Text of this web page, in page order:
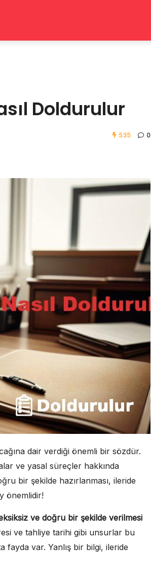
Doldurulur
535 0
dair verdiği önemli bir sözdür.
ve yasal süreçler hakkında
bir şekilde hazırlanması, ileride
önemlidir!
ve doğru bir şekilde verilmesi
ve tahliye tarihi gibi unsurlar bu
fayda var. Yanlış bir bilgi, ileride